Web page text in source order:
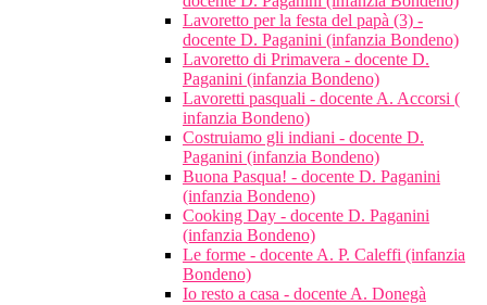
Lavoretto per la festa del papà (3) -
docente D. Paganini (infanzia Bondeno)
Lavoretto di Primavera - docente D.
Paganini (infanzia Bondeno)
Lavoretti pasquali - docente A. Accorsi (
infanzia Bondeno)
Costruiamo gli indiani - docente D.
Paganini (infanzia Bondeno)
Buona Pasqua! - docente D. Paganini
(infanzia Bondeno)
Cooking Day - docente D. Paganini
(infanzia Bondeno)
Le forme - docente A. P. Caleffi (infanzia
Bondeno)
Io resto a casa - docente A. Donegà